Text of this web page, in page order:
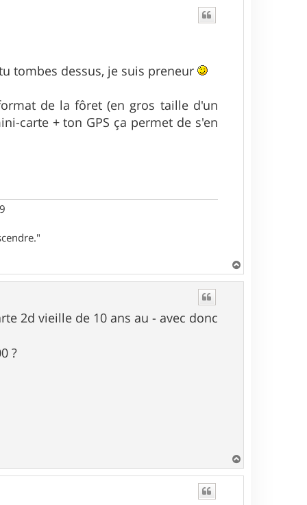
tombes dessus, je suis preneur
de la fôret (en gros taille d'un
carte + ton GPS ça permet de s'en
a
2d vieille de 10 ans au - avec donc
?
a